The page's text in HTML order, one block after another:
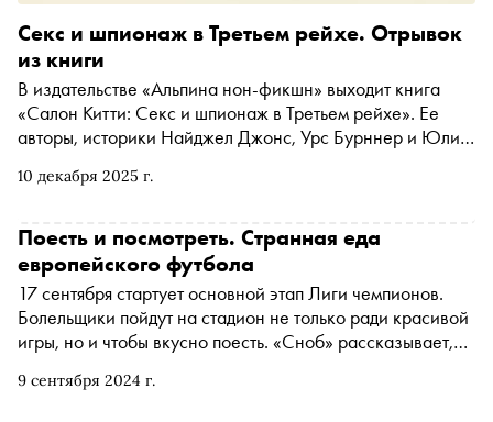
10 декабря 2025 г.
Секс и шпионаж в Третьем рейхе. Отрывок
из книги
В издательстве «Альпина нон-фикшн» выходит книга
«Салон Китти: Секс и шпионаж в Третьем рейхе». Ее
авторы, историки Найджел Джонс, Урс Бурннер и Юлия
шпионаж в нацистской Германии и каким образом
использовались в политической борьбе. «Сноб»
публикует отрывок
9 сентября 2024 г.
Поесть и посмотреть. Странная еда
европейского футбола
17 сентября стартует основной этап Лиги чемпионов.
Болельщики пойдут на стадион не только ради красивой
игры, но и чтобы вкусно поесть. «Сноб» рассказывает,
трибунах